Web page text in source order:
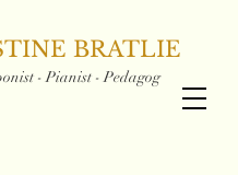
BRATLIE
- Pianist - Pedagog